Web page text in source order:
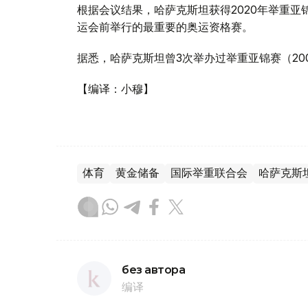
根据会议结果，哈萨克斯坦获得2020年举重亚
运会前举行的最重要的奥运资格赛。
据悉，哈萨克斯坦曾3次举办过举重亚锦赛（
【编译：小穆】
体育 黄金储备 国际举重联合会 哈萨克斯
без автора
编译